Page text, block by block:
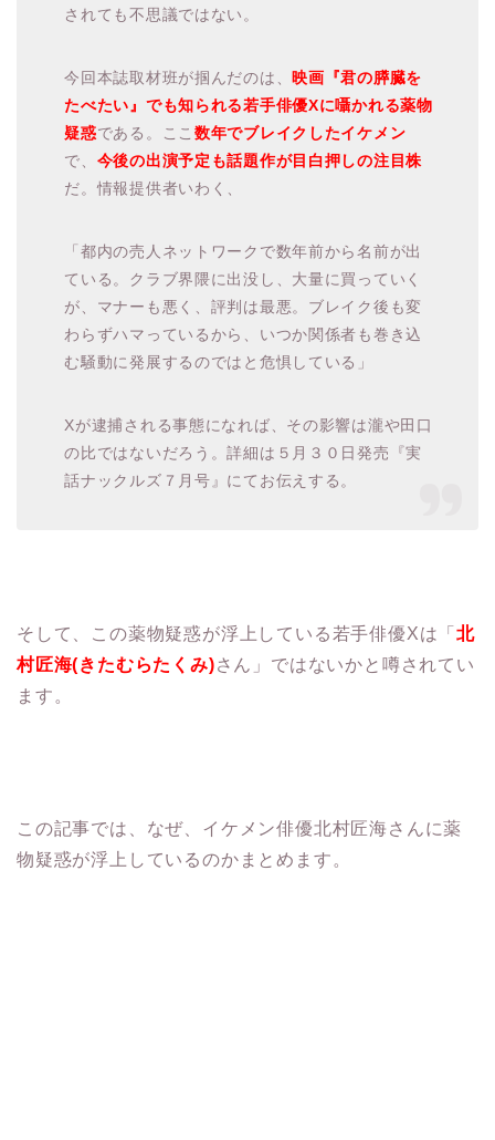
されても不思議ではない。
今回本誌取材班が掴んだのは、映画『君の膵臓を
たべたい』でも知られる若手俳優Xに囁かれる薬物
疑惑である。ここ 数年でブレイクしたイケメン
で、 今後の出演予定も話題作が目白押しの注目株
だ。情報提供者いわく、
「都内の売人ネットワークで数年前から名前が出
ている。クラブ界隈に出没し、大量に買っていく
が、マナーも悪く、評判は最悪。ブレイク後も変
わらずハマっているから、いつか関係者も巻き込
む騒動に発展するのではと危惧している」
Xが逮捕される事態になれば、その影響は瀧や田口
の比ではないだろう。詳細は５月３０日発売『実
話ナックルズ７月号』にてお伝えする。
そして、この薬物疑惑が浮上している若手俳優Xは「北
村匠海(きたむらたくみ)さん」ではないかと噂されてい
ます。
この記事では、なぜ、イケメン俳優北村匠海さんに薬
物疑惑が浮上しているのかまとめます。